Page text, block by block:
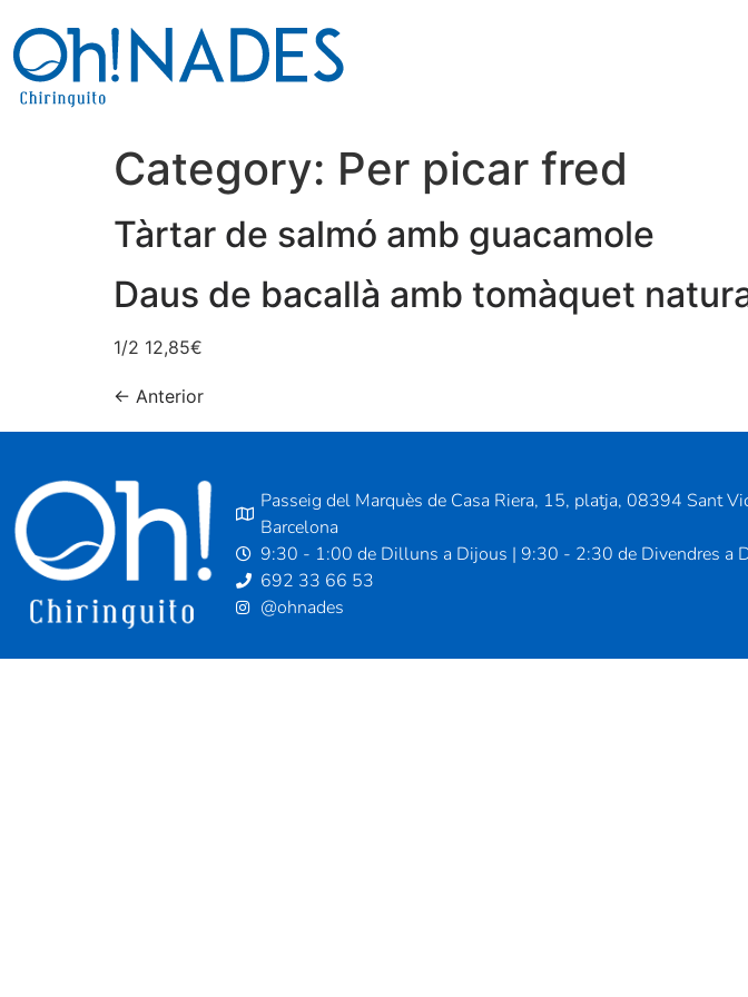
Category: Per picar fred
Tàrtar de salmó amb guacamole
Daus de bacallà amb tomàquet
1/2 12,85€
← Anterior
Passeig del Marquès de Casa Riera, 15, platja, 08394 Sant
Barcelona
9:30 - 1:00 de Dilluns a Dijous | 9:30 - 2:30 de Divendres a
692 33 66 53
@ohnades